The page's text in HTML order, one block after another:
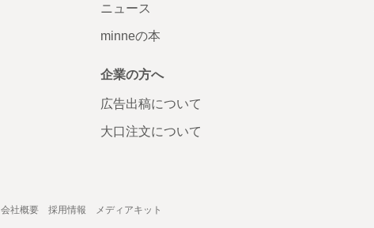
ニュース
minneの本
企業の方へ
広告出稿について
大口注文について
会社概要 採用情報 メディアキット